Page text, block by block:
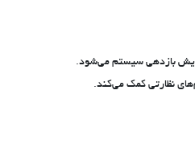
نظارتی کمک می‌کند.